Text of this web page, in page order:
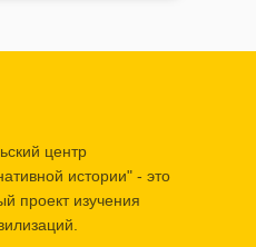
центр
истории" - это
проект изучения